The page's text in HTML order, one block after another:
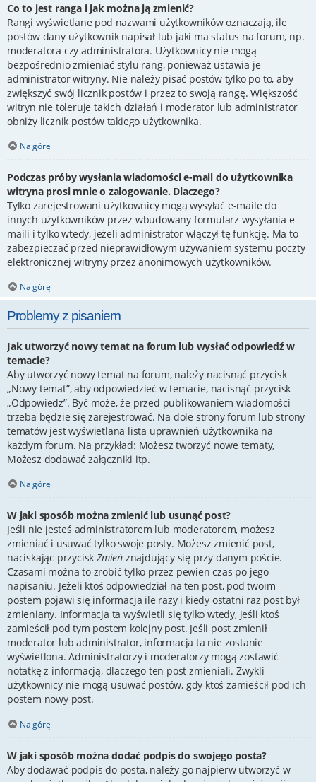
Co to jest ranga i jak można ją zmienić?
Rangi wyświetlane pod nazwami użytkowników oznaczają, ile
postów dany użytkownik napisał lub jaki ma status na forum, np.
moderatora czy administratora. Użytkownicy nie mogą
bezpośrednio zmieniać stylu rang, ponieważ ustawia je
administrator witryny. Nie należy pisać postów tylko po to, aby
zwiększyć swój licznik postów i przez to swoją rangę. Większość
witryn nie toleruje takich działań i moderator lub administrator
obniży licznik postów takiego użytkownika.
Na górę
Podczas próby wysłania wiadomości e-mail do użytkownika
witryna prosi mnie o zalogowanie. Dlaczego?
Tylko zarejestrowani użytkownicy mogą wysyłać e-maile do
innych użytkowników przez wbudowany formularz wysyłania e-
maili i tylko wtedy, jeżeli administrator włączył tę funkcję. Ma to
zabezpieczać przed nieprawidłowym używaniem systemu poczty
elektronicznej witryny przez anonimowych użytkowników.
Na górę
Problemy z pisaniem
Jak utworzyć nowy temat na forum lub wysłać odpowiedź w
temacie?
Aby utworzyć nowy temat na forum, należy nacisnąć przycisk
„Nowy temat”, aby odpowiedzieć w temacie, nacisnąć przycisk
„Odpowiedz”. Być może, że przed publikowaniem wiadomości
trzeba będzie się zarejestrować. Na dole strony forum lub strony
tematów jest wyświetlana lista uprawnień użytkownika na
każdym forum. Na przykład: Możesz tworzyć nowe tematy,
Możesz dodawać załączniki itp.
Na górę
W jaki sposób można zmienić lub usunąć post?
Jeśli nie jesteś administratorem lub moderatorem, możesz
zmieniać i usuwać tylko swoje posty. Możesz zmienić post,
naciskając przyciskZmień znajdujący się przy danym poście.
Czasami można to zrobić tylko przez pewien czas po jego
napisaniu. Jeżeli ktoś odpowiedział na ten post, pod twoim
postem pojawi się informacja ile razy i kiedy ostatni raz post był
zmieniany. Informacja ta wyświetli się tylko wtedy, jeśli ktoś
zamieścił pod tym postem kolejny post. Jeśli post zmienił
moderator lub administrator, informacja ta nie zostanie
wyświetlona. Administratorzy i moderatorzy mogą zostawić
notatkę z informacją, dlaczego ten post zmieniali. Zwykli
użytkownicy nie mogą usuwać postów, gdy ktoś zamieścił pod ich
postem nowy post.
Na górę
W jaki sposób można dodać podpis do swojego posta?
Aby dodawać podpis do posta, należy go najpierw utworzyć w